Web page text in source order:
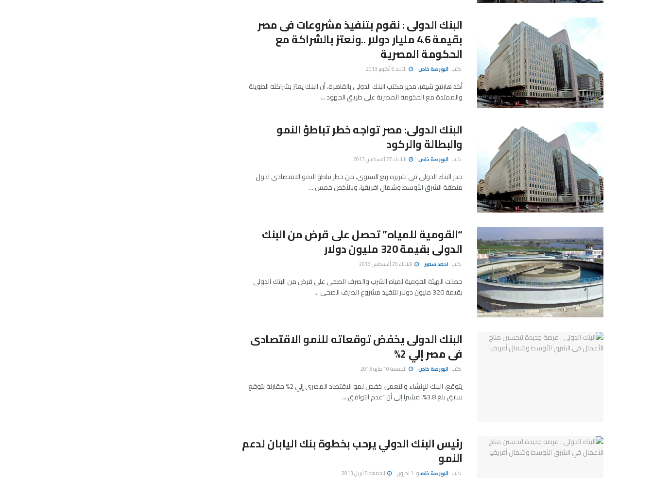
البنك الدولى : نقوم بتنفيذ مشروعات فى مصر
بقيمة 4.6 مليار دولار ..ونعتز بالشراكة مع
الحكومة المصرية
كتب :البورصة خاص الأحد 6 أكتوبر 2013
أكد هارتيج شيفر، مدير مكتب البنك الدولى بالقاهرة، أن البنك يعتز بشراكته الطويلة
والممتدة مع الحكومة المصرية على طريق الجهود ...
البنك الدولى: مصر تواجه خطر تباطؤ النمو
والبطالة والركود
كتب :البورصة خاص الثلاثاء 27 أغسطس 2013
حذر البنك الدولى فى تقريره ربع السنوى، من خطر تباطؤ النمو الاقتصادى لدول
منطقة الشرق الأوسط وشمال افريقيا، وبالأخص خمس ...
“القومية للمياه” تحصل على قرض من البنك
الدولى بقيمة 320 مليون دولار
كتب :احمد سمير الثلاثاء 20 أغسطس 2013
حصلت الهيئة القومية لمياه الشرب والصرف الصحى على قرض من البنك الدولى
بقيمة 320 مليون دولار لتنفيذ مشروع الصرف الصحى ...
البنك الدولى يخفض توقعاته للنمو الاقتصادى
فى مصر إلي 2%
كتب :البورصة خاص الجمعة 10 مايو 2013
يتوقع، البنك للإنشاء والتعمير، خفض نمو الاقتصاد المصرى إلي 2% مقارنة بتوقع
سابق بلغ 3.8%، مشيرا إلى أن "عدم التوافق ...
رئيس البنك الدولي يرحب بخطوة بنك اليابان لدعم
النمو
كتب :البورصة خاصو 1 اخرون الجمعة 5 أبريل 2013